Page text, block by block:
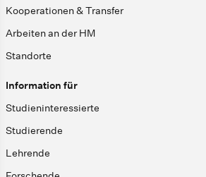
Kooperationen & Transfer
Arbeiten an der HM
Standorte
Information für
Studieninteressierte
Studierende
Lehrende